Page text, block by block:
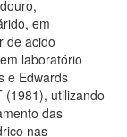
em
de acido
laboratório
e Edwards
(1981), utilizando
das
nas